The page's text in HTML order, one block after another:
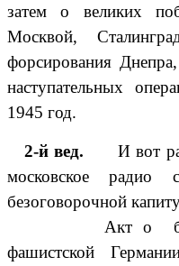
затем о великих
Москвой,
форсирования
наступательных
1945 год.
2-й вед. И вот
московское
безоговорочной
Акт о
фашистской